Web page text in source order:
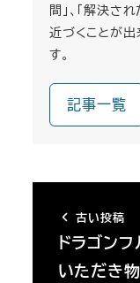
間」、「解決さ
近づくことが
す。
記事一覧
古い投稿
ドラゴン
いただき